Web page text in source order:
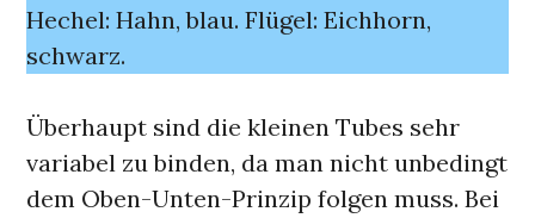
Hechel: Hahn, blau. Flügel: Eichhorn,
schwarz.
Überhaupt sind die kleinen Tubes sehr
variabel zu binden, da man nicht unbedingt
dem Oben-Unten-Prinzip folgen muss. Bei